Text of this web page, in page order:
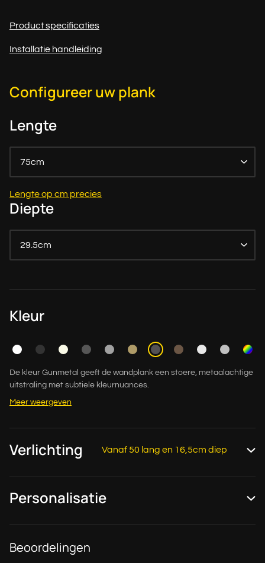
Product specificaties
Installatie handleiding
Configureer uw plank
Lengte
75cm
Lengte op cm precies
Diepte
29.5cm
Kleur
De kleur Gunmetal geeft de wandplank een stoere, metaalachtige
uitstraling met subtiele kleurnuances.
Meer weergeven
Verlichting Vanaf 50 lang en 16,5cm diep
Personalisatie
Beoordelingen